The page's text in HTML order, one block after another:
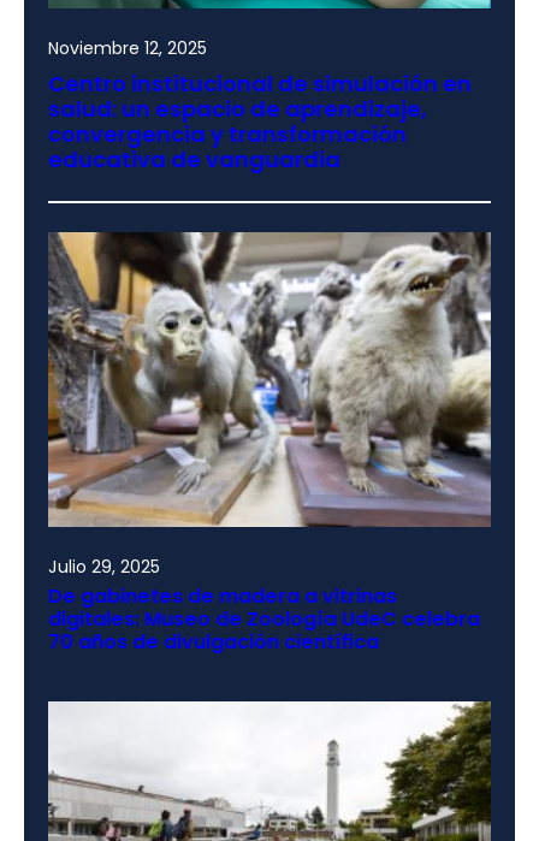
Noviembre 12, 2025
Centro institucional de simulación en
salud: un espacio de aprendizaje,
convergencia y transformación
educativa de vanguardia
Julio 29, 2025
De gabinetes de madera a vitrinas
digitales: Museo de Zoología UdeC celebra
70 años de divulgación científica